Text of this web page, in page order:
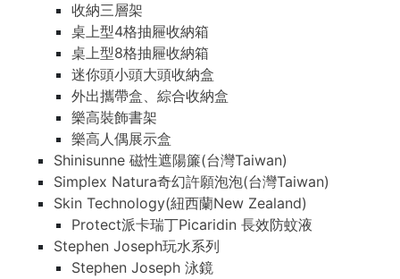
收納三層架
桌上型4格抽屜收納箱
桌上型8格抽屜收納箱
迷你頭小頭大頭收納盒
外出攜帶盒、綜合收納盒
樂高裝飾書架
樂高人偶展示盒
Shinisunne 磁性遮陽簾(台灣Taiwan)
Simplex Natura奇幻許願泡泡(台灣Taiwan)
Skin Technology(紐西蘭New Zealand)
Protect派卡瑞丁Picaridin 長效防蚊液
Stephen Joseph玩水系列
Stephen Joseph 泳鏡